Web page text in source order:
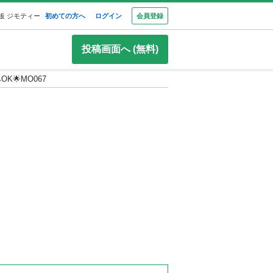
ジモティー 初めての方へ ログイン 会員登録
投稿画面へ (無料)